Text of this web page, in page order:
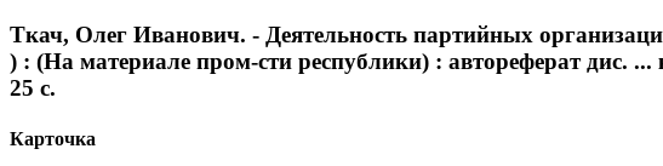
Ткач, Олег Иванович. - Деятельность партийных
) : (На материале пром-сти республики) : автореферат дис.
25 с.
Карточка